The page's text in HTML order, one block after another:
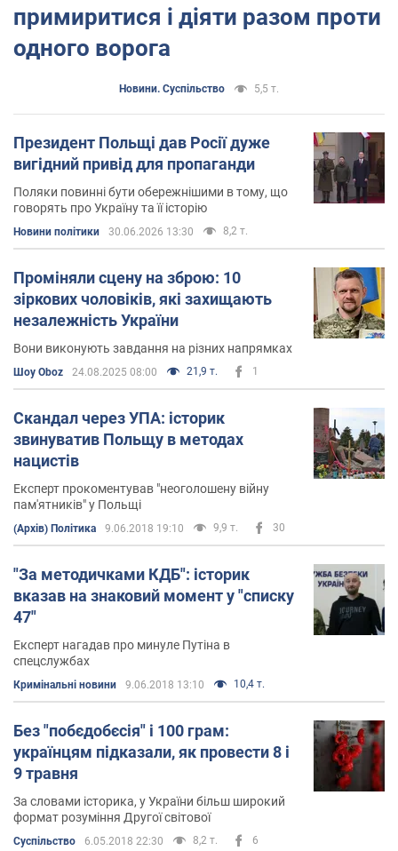
примиритися і діяти разом проти
одного ворога
Новини. Суспільство 5,5 т.
Президент Польщі дав Росії дуже
вигідний привід для пропаганди
Поляки повинні бути обережнішими в тому, що
говорять про Україну та її історію
Новини політики 30.06.2026 13:30 8,2 т.
Проміняли сцену на зброю: 10
зіркових чоловіків, які захищають
незалежність України
Вони виконують завдання на різних напрямках
Шоу Oboz 24.08.2025 08:00 21,9 т. 1
Скандал через УПА: історик
звинуватив Польщу в методах
нацистів
Експерт прокоментував "неоголошену війну
пам'ятників" у Польщі
(Архів) Політика 9.06.2018 19:10 9,9 т. 30
"За методичками КДБ": історик
вказав на знаковий момент у "списку
47"
Експерт нагадав про минуле Путіна в
спецслужбах
Кримінальні новини 9.06.2018 13:10 10,4 т.
Без "побєдобєсія" і 100 грам:
українцям підказали, як провести 8 і
9 травня
За словами історика, у України більш широкий
формат розуміння Другої світової
Суспільство 6.05.2018 22:30 8,2 т. 6